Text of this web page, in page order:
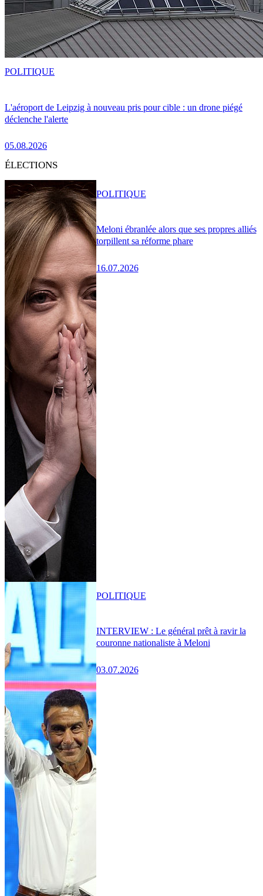
L'aéroport de Leipzig à nouveau pris pour cible : un drone piégé
déclenche l'alerte
05.08.2026
POLITIQUE
ÉLECTIONS
Meloni ébranlée alors que ses propres alliés
torpillent sa réforme phare
16.07.2026
POLITIQUE
INTERVIEW : Le général prêt à ravir la
couronne nationaliste à Meloni
03.07.2026
POLITIQUE